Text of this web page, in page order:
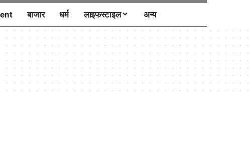
बाजार धर्म लाइफस्टाइल अन्य